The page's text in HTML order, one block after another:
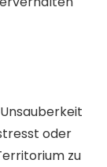
oder
zu